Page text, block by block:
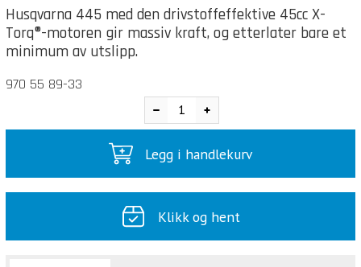
Husqvarna 445 med den drivstoffeffektive 45cc X-
Torq®-motoren gir massiv kraft, og etterlater bare et
minimum av utslipp.
970 55 89-33
Legg i handlekurv
Klikk og hent